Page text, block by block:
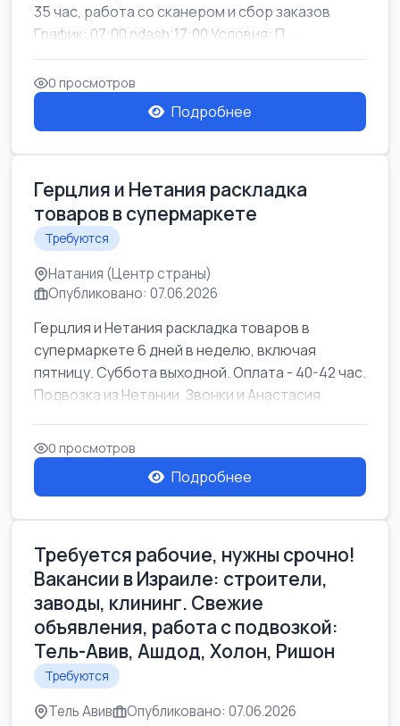
35 час, работа со сканером и сбор заказов
График: 07:00 ndash;17:00 Условия: П...
0 просмотров
Подробнее
Герцлия и Нетания раскладка
товаров в супермаркете
Требуются
Натания (Центр страны)
Опубликовано: 07.06.2026
Герцлия и Нетания раскладка товаров в
супермаркете 6 дней в неделю, включая
пятницу. Суббота выходной. Оплата - 40-42 час.
Подвозка из Нетании. Звонки и Анастасия
0 просмотров
Подробнее
Требуется рабочие, нужны срочно!
Вакансии в Израиле: строители,
заводы, клининг. Свежие
объявления, работа с подвозкой:
Тель-Авив, Ашдод, Холон, Ришон
Требуются
Тель Авив Опубликовано: 07.06.2026